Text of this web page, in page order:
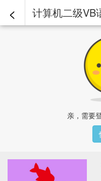
<
亲，需要